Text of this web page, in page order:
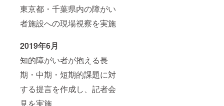
東京都・千葉県内の障がい
者施設への現場視察を実施
2019年6月
知的障がい者が抱える長
期・中期・短期的課題に対
する提言を作成し、記者会
見を実施